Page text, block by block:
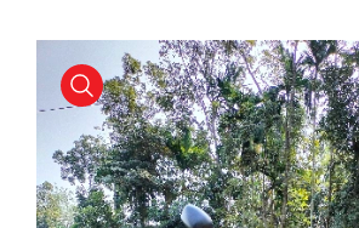
product view